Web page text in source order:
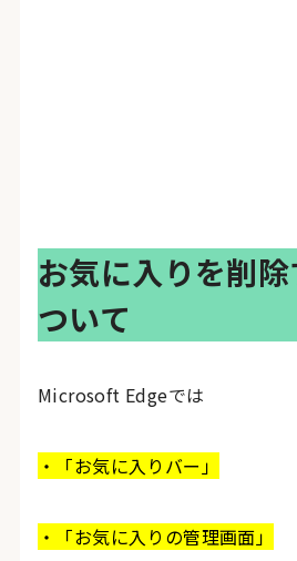
お気に入りを削
ついて
Microsoft Edgeでは
・「お気に入りバー」
・「お気に入りの管理画面」